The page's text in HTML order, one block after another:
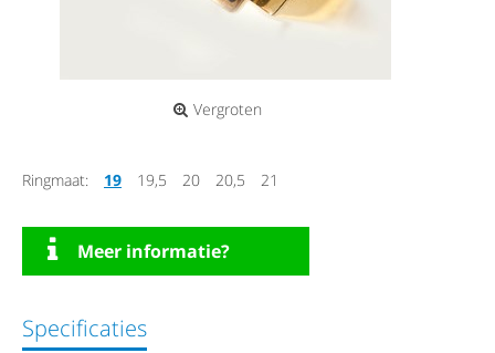
Vergroten
Ringmaat: 19 19,5 20 20,5 21
Meer informatie?
Specificaties